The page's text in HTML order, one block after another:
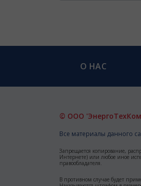
О НАС
© ООО
Все материалы данного
Запрещается копирование,
Интернете) или любое иное
правообладателя.
В противном случае будет